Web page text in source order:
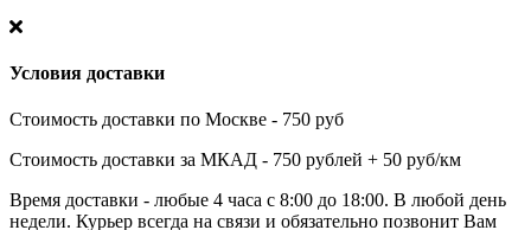
Условия доставки
Стоимость доставки по Москве - 750 руб
Стоимость доставки за МКАД - 750 рублей + 50 руб/км
Время доставки - любые 4 часа с 8:00 до 18:00. В любой день
недели. Курьер всегда на связи и обязательно позвонит Вам